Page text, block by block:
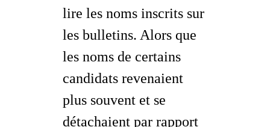
lire les noms inscrits sur
les bulletins. Alors que
les noms de certains
candidats revenaient
plus souvent et se
détachaient par rapport